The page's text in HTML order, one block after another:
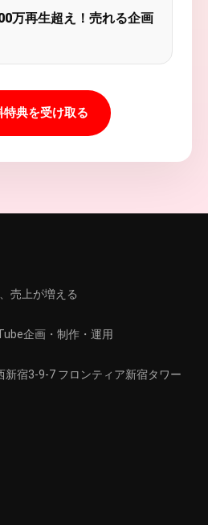
万再生超え！売れる企画
特典を受け取る
売上が増える
企画・制作・運用
新宿3-9-7 フロンティア新宿タワー